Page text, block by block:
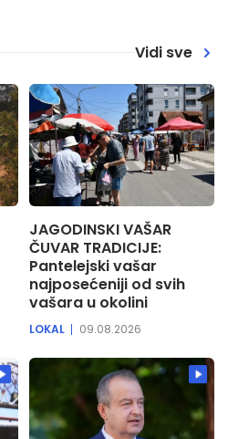
Vidi sve
JAGODINSKI VAŠAR
ČUVAR TRADICIJE:
Pantelejski vašar
najposećeniji od svih
vašara u okolini
LOKAL 09.08.2026